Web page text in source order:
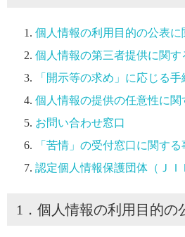
個人情報の利用目的の公表に
個人情報の第三者提供に関す
「開示等の求め」に応じる
個人情報の提供の任意性に関
お問い合わせ窓口
「苦情」の受付窓口に関する
認定個人情報保護団体（ＪＩ
1．個人情報の利用目的の